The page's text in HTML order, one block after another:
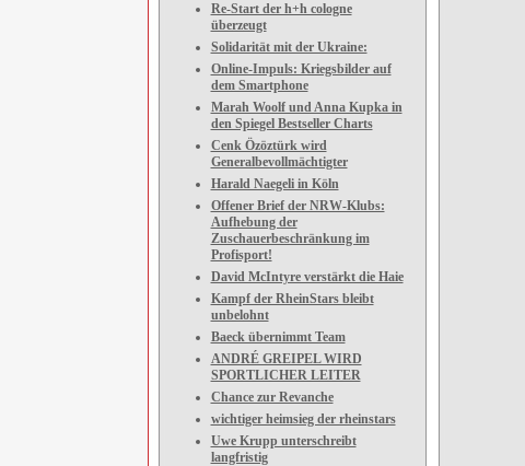
Re-Start der h+h cologne
überzeugt
Solidarität mit der Ukraine:
Online-Impuls: Kriegsbilder auf
dem Smartphone
Marah Woolf und Anna Kupka in
den Spiegel Bestseller Charts
Cenk Özöztürk wird
Generalbevollmächtigter
Harald Naegeli in Köln
Offener Brief der NRW-Klubs:
Aufhebung der
Zuschauerbeschränkung im
Profisport!
David McIntyre verstärkt die Haie
Kampf der RheinStars bleibt
unbelohnt
Baeck übernimmt Team
ANDRÉ GREIPEL WIRD
SPORTLICHER LEITER
Chance zur Revanche
wichtiger heimsieg der rheinstars
Uwe Krupp unterschreibt
langfristig